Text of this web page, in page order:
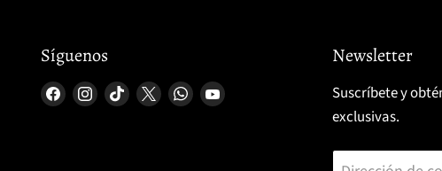
Síguenos
Encuéntrenos
Encuéntrenos
Encuéntrenos
Encuéntrenos
Encuéntrenos
Encuéntrenos
Newsletter
Suscríbete y
exclusivas.